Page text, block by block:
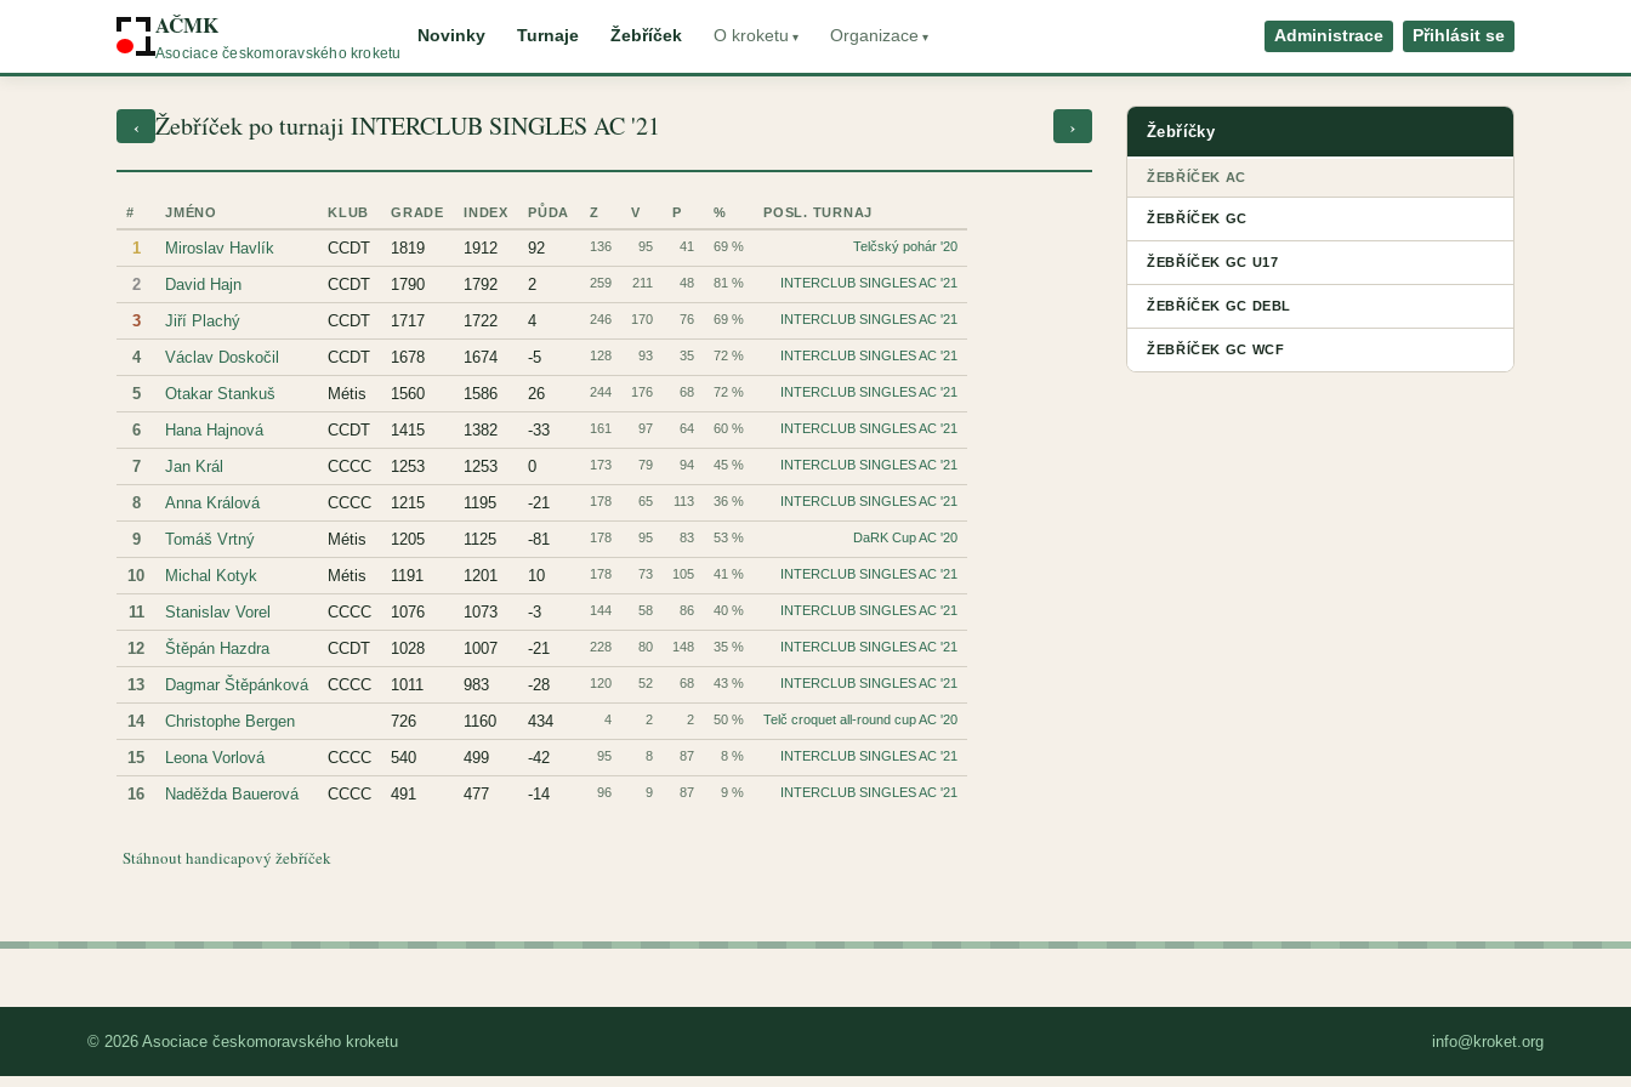
AČMK
Asociace českomoravského kroketu
Novinky Turnaje Žebříček O kroketu Organizace Administrace Přihlásit se
‹ Žebříček po turnaji INTERCLUB SINGLES AC '21 ›
# JMÉNO KLUB GRADE INDEX PŮDA Z V P % POSL. TURNAJ
1 Miroslav Havlík CCDT 1819 1912 92 136 95 41 69 % Telčský pohár '20
2 David Hajn CCDT 1790 1792 2 259 211 48 81 % INTERCLUB SINGLES AC '21
3 Jiří Plachý CCDT 1717 1722 4 246 170 76 69 % INTERCLUB SINGLES AC '21
4 Václav Doskočil CCDT 1678 1674 -5 128 93 35 72 % INTERCLUB SINGLES AC '21
5 Otakar Stankuš Métis 1560 1586 26 244 176 68 72 % INTERCLUB SINGLES AC '21
6 Hana Hajnová CCDT 1415 1382 -33 161 97 64 60 % INTERCLUB SINGLES AC '21
7 Jan Král CCCC 1253 1253 0 173 79 94 45 % INTERCLUB SINGLES AC '21
8 Anna Králová CCCC 1215 1195 -21 178 65 113 36 % INTERCLUB SINGLES AC '21
9 Tomáš Vrtný Métis 1205 1125 -81 178 95 83 53 % DaRK Cup AC '20
10 Michal Kotyk Métis 1191 1201 10 178 73 105 41 % INTERCLUB SINGLES AC '21
11 Stanislav Vorel CCCC 1076 1073 -3 144 58 86 40 % INTERCLUB SINGLES AC '21
12 Štěpán Hazdra CCDT 1028 1007 -21 228 80 148 35 % INTERCLUB SINGLES AC '21
13 Dagmar Štěpánková CCCC 1011 983 -28 120 52 68 43 % INTERCLUB SINGLES AC '21
14 Christophe Bergen 726 1160 434 4 2 2 50 % Telč croquet all-round cup AC '20
15 Leona Vorlová CCCC 540 499 -42 95 8 87 8 % INTERCLUB SINGLES AC '21
16 Naděžda Bauerová CCCC 491 477 -14 96 9 87 9 % INTERCLUB SINGLES AC '21
Stáhnout handicapový žebříček
Žebříčky
ŽEBŘÍČEK AC
ŽEBŘÍČEK GC
ŽEBŘÍČEK GC U17
ŽEBŘÍČEK GC DEBL
ŽEBŘÍČEK GC WCF
© 2026 Asociace českomoravského kroketu info@kroket.org